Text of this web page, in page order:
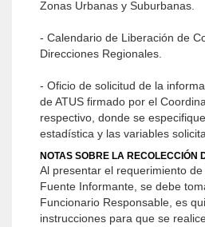
Zonas Urbanas y Suburbanas.
- Calendario de Liberación de
Direcciones Regionales.
- Oficio de solicitud de la
de ATUS firmado por el
respectivo, donde se
estadística y las variables
NOTAS SOBRE LA RECOLECCIÓN
Al presentar el requerimiento
Fuente Informante, se debe
Funcionario Responsable, es
instrucciones para que se